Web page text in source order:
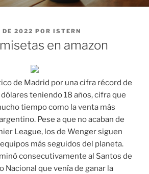
DE 2022 POR ISTERN
en amazon
de Madrid por una cifra récord de
teniendo 18 años, cifra que
tiempo como la venta más
Pese a que no acaban de
League, los de Wenger siguen
más seguidos del planeta.
consecutivamente al Santos de
Nacional que venía de ganar la